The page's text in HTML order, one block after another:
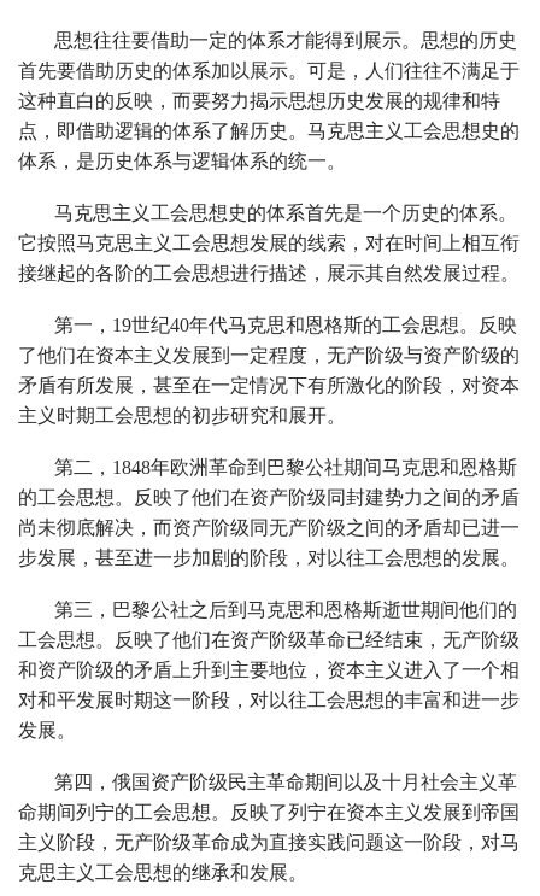
思想往往要借助一定的体系才能得到展示。思想的历史
首先要借助历史的体系加以展示。可是，人们往往不满足于
这种直白的反映，而要努力揭示思想历史发展的规律和特
点，即借助逻辑的体系了解历史。马克思主义工会思想史的
体系，是历史体系与逻辑体系的统一。
马克思主义工会思想史的体系首先是一个历史的体系。
它按照马克思主义工会思想发展的线索，对在时间上相互衔
接继起的各阶的工会思想进行描述，展示其自然发展过程。
第一，19世纪40年代马克思和恩格斯的工会思想。反映
了他们在资本主义发展到一定程度，无产阶级与资产阶级的
矛盾有所发展，甚至在一定情况下有所激化的阶段，对资本
主义时期工会思想的初步研究和展开。
第二，1848年欧洲革命到巴黎公社期间马克思和恩格斯
的工会思想。反映了他们在资产阶级同封建势力之间的矛盾
尚未彻底解决，而资产阶级同无产阶级之间的矛盾却已进一
步发展，甚至进一步加剧的阶段，对以往工会思想的发展。
第三，巴黎公社之后到马克思和恩格斯逝世期间他们的
工会思想。反映了他们在资产阶级革命已经结束，无产阶级
和资产阶级的矛盾上升到主要地位，资本主义进入了一个相
对和平发展时期这一阶段，对以往工会思想的丰富和进一步
发展。
第四，俄国资产阶级民主革命期间以及十月社会主义革
命期间列宁的工会思想。反映了列宁在资本主义发展到帝国
主义阶段，无产阶级革命成为直接实践问题这一阶段，对马
克思主义工会思想的继承和发展。